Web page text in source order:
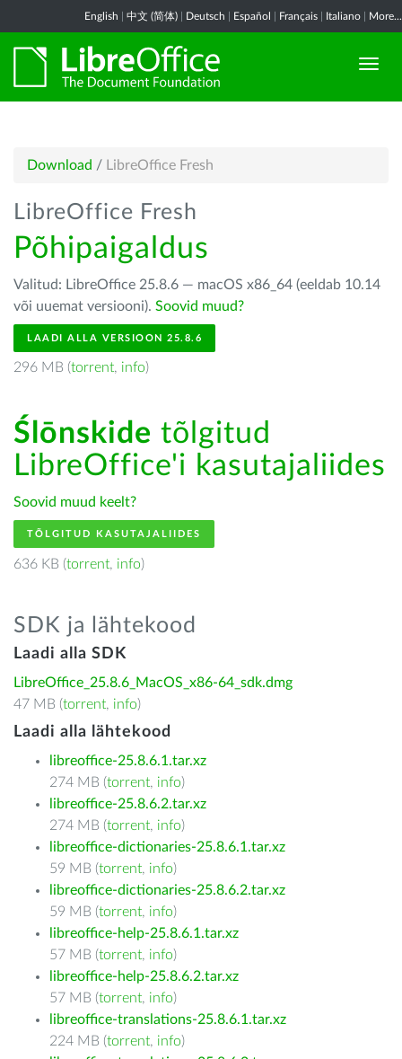
English 中文 (简体) Deutsch Español Français Italiano More...
Download / LibreOffice Fresh
LibreOffice Fresh
Põhipaigaldus
Valitud: LibreOffice 25.8.6 — macOS x86_64 (eeldab 10.14
või uuemat versiooni). Soovid muud?
LAADI ALLA VERSIOON 25.8.6
296 MB (torrent, info)
Ślōnskide tõlgitud
LibreOffice'i kasutajaliides
Soovid muud keelt?
TÕLGITUD KASUTAJALIIDES
636 KB (torrent, info)
SDK ja lähtekood
Laadi alla SDK
LibreOffice_25.8.6_MacOS_x86-64_sdk.dmg
47 MB (torrent, info)
Laadi alla lähtekood
libreoffice-25.8.6.1.tar.xz
274 MB (torrent, info)
libreoffice-25.8.6.2.tar.xz
274 MB (torrent, info)
libreoffice-dictionaries-25.8.6.1.tar.xz
59 MB (torrent, info)
libreoffice-dictionaries-25.8.6.2.tar.xz
59 MB (torrent, info)
libreoffice-help-25.8.6.1.tar.xz
57 MB (torrent, info)
libreoffice-help-25.8.6.2.tar.xz
57 MB (torrent, info)
libreoffice-translations-25.8.6.1.tar.xz
224 MB (torrent, info)